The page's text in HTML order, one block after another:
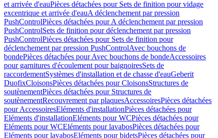
et arrivée d'eauPièces détachées pour Sets de finition pour vidage
excentrique et arrivée d'eauA déclenchement par pression
PushControlPièces détachées pour A déclenchement par pression
PushControlSets de finition pour déclenchement par pression
PushControlPièces détachées pour Sets de finition pour
déclenchement par pression PushControlAvec bouchons de
bondePièces détachées pour Avec bouchons de bondeAccessoires
pour garnitures d'écoulement pour baignoiresSets de
raccordementSystèmes d'installation et de chasse d'eauGeberit
DuofixCloisonsPièces détachées pour CloisonsStructures de
soutènementPièces détachées pour Structures de
soutènementRecouvrement par plaquesAccessoiresPièces détachées
pour AccessoiresEléments d'installationPièces détachées pour
Eléments d'installationEléments pour WCPièces détachées pour
Eléments pour WCEléments pour lavabosPièces détachées pour
Eléments pour lavabosEléments pour bidetsPièces détachées pour